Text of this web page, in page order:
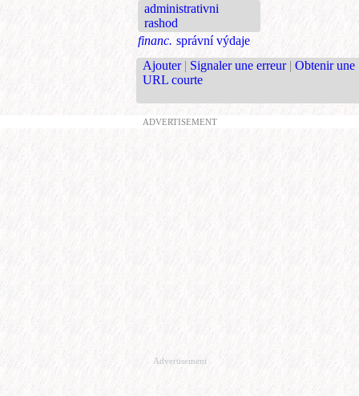
administrativni
rashod
financ. správní výdaje
Ajouter | Signaler une erreur | Obtenir une
URL courte
ADVERTISEMENT
Advertisement